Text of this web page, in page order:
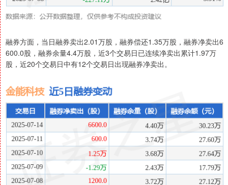
融券方面，当日融券卖出2.01万股，融券偿还1.35万股，融券净卖出6
600.0股，融券余量4.4万股，近3个交易日已连续净卖出累计1.97万
股，近20个交易日中有12个交易日出现融券净卖出。